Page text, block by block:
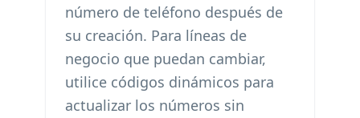
número de teléfono después de
su creación. Para líneas de
negocio que puedan cambiar,
utilice códigos dinámicos para
actualizar los números sin